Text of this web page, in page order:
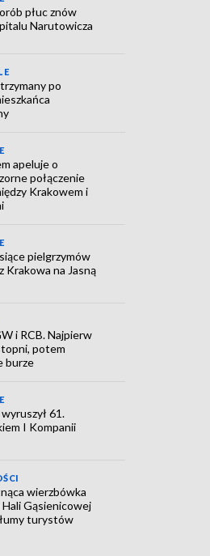
płuc znów
Narutowicza
po
apeluje o
połączenie
Krakowem i
pielgrzymów
Krakowa na Jasną
i RCB. Najpierw
potem
burze
61.
I Kompanii
wierzbówka
Hali Gąsienicowej
turystów